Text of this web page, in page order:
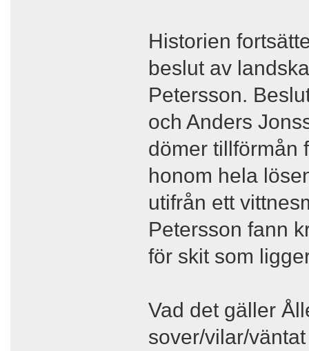
Historien
beslut av
Petersson.
och Anders
dömer tillförmån
honom hela
utifrån ett
Petersson fann
för skit som
Vad det gäller
sover/vilar/